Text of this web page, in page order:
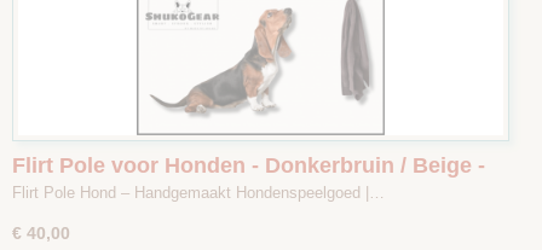
Flirt Pole voor Honden - Donkerbruin / Beige -
Maat 2
Flirt Pole Hond – Handgemaakt Hondenspeelgoed |…
€ 40,00